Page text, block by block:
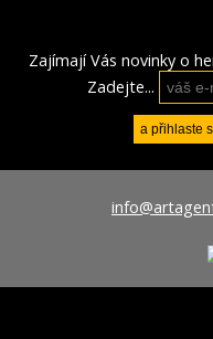
Zajímají Vás novinky o
Zadejte...